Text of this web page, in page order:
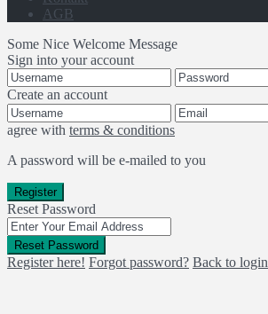
AGB
Some Nice Welcome Message
Sign into your account
Create an account
agree with terms & conditions
A password will be e-mailed to you
Register
Reset Password
Reset Password
Register here! Forgot password? Back to login